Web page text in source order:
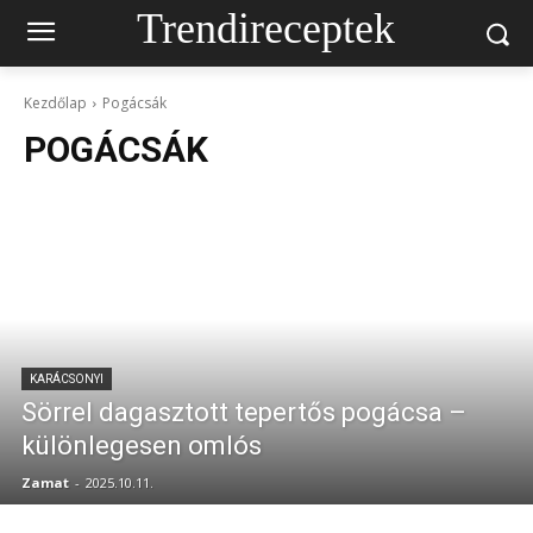
Trendireceptek
Kezdőlap Pogácsák
POGÁCSÁK
KARÁCSONYI
Sörrel dagasztott tepertős pogácsa –
különlegesen omlós
Zamat - 2025.10.11.